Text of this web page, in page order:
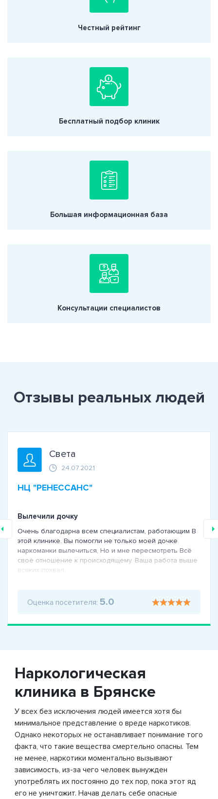
Честный рейтинг
Бесплатный подбор клиник
Большая информационная база
Консультации специалистов
Отзывы реальных людей
Света
24.07.2021
НЦ "РЕНЕССАНС"
Вылечили дочку
Очень благодарна всем специалистам, работающим В
этой клинике. Вы помогли не только моей дочке
наркоманки вылечиться, Но и мне пересмотреть Всё
своё отношение к происходящему. Ваша работа выше
всяких похвал
Оценка посетителя: 5.0
Наркологическая
клиника в Брянске
У всех без исключения людей имеется хотя бы
минимальное представление о вреде наркотиков.
Однако некоторых не останавливает понимание того
факта, что такие вещества смертельно опасны. Тем
не менее, наркотики моментально вызывают
зависимость, из-за чего человек вынужден
употреблять их постоянно до тех пор, пока этот яд
его не уничтожит. Начав делать себе опасные